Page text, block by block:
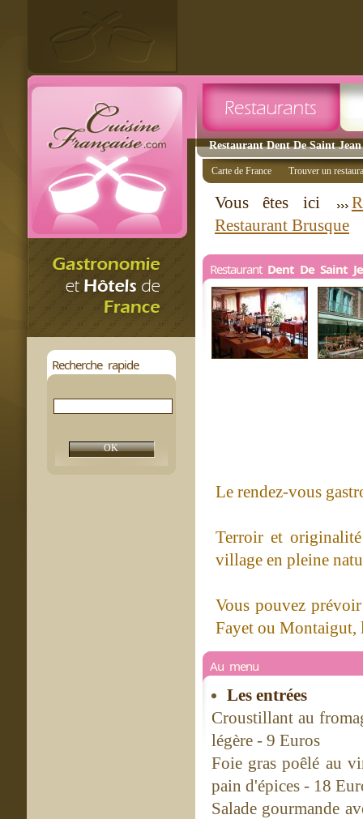
Restaurant Dent De Saint
Recherche rapide
Carte de France Trouver un
Vous êtes ici
Restaurant Brusque
Restaurant Dent De Saint
Le rendez-vous
Terroir et
village en pleine
Vous pouvez
Fayet ou Montaigut,
Au menu
Les entrées
Croustillant au
légère - 9 Euros
Foie gras poêlé au
pain d'épices - 18
Salade gourmande